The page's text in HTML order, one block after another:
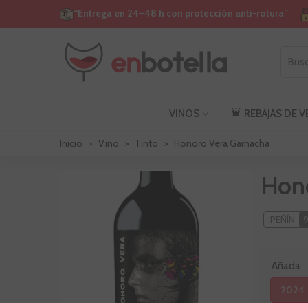
“Entrega en 24–48 h con protección anti-rotura”
VINOS REBAJAS DE
Inicio > Vino > Tinto > Honoro Vera Garnacha
PEÑÍN
Añada
2024